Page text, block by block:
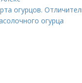
огурцов.
огурца